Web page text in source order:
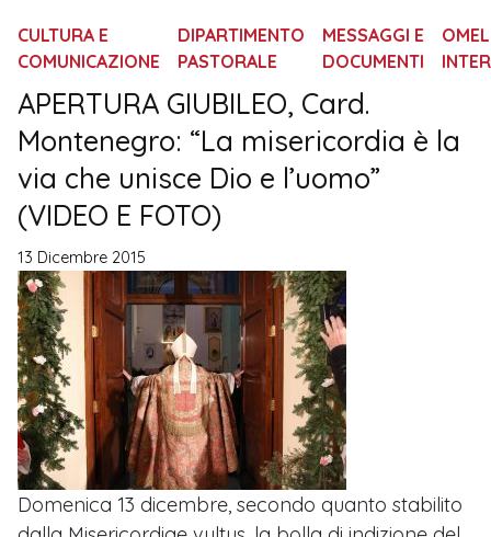
CULTURA E
COMUNICAZIONE
DIPARTIMENTO
PASTORALE
MESSAGGI E
DOCUMENTI
APERTURA GIUBILEO, Card.
Montenegro: “La misericordia è la
via che unisce Dio e l’uomo”
(VIDEO E FOTO)
13 Dicembre 2015
Domenica 13 dicembre, secondo quanto stabilito